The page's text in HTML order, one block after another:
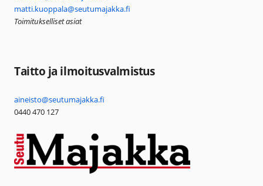
matti.kuoppala@seutumajakka.fi
Toimitukselliset asiat
Taitto ja ilmoitusvalmistus
aineisto@seutumajakka.fi
0440 470 127